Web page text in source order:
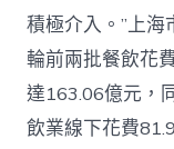
積極介入。”上海
輪前兩批餐飲花
達163.06億元，
飲業線下花費